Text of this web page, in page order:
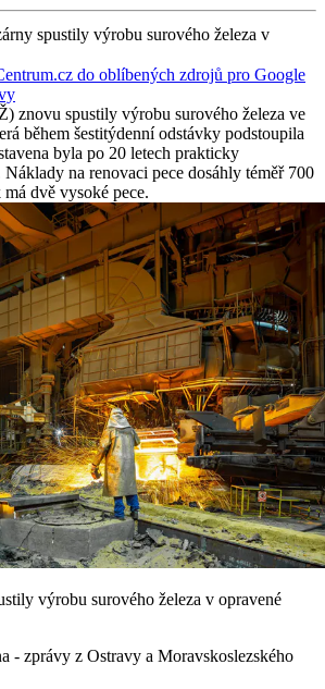
spustily výrobu surového železa v
do oblíbených zdrojů pro Google
znovu spustily výrobu surového železa ve
během šestitýdenní odstávky podstoupila
byla po 20 letech prakticky
na renovaci pece dosáhly téměř 700
dvě vysoké pece.
výrobu surového železa v opravené
- zprávy z Ostravy a Moravskoslezského